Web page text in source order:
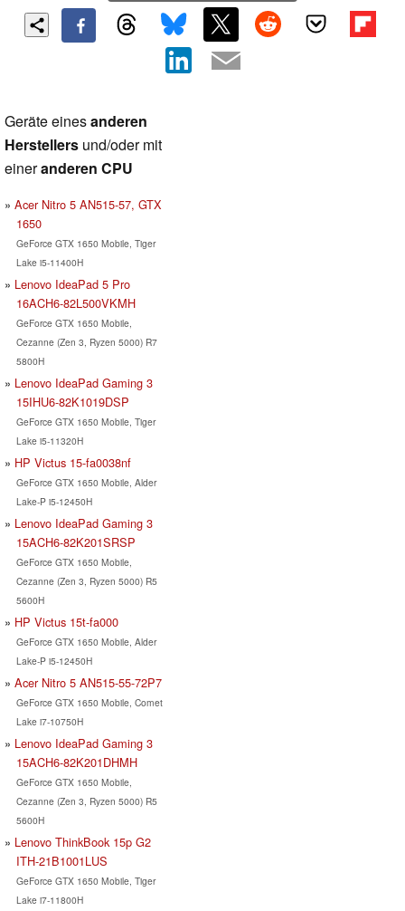
Geräte einesanderen
Herstellers und/oder mit
eineranderen CPU
Acer Nitro 5 AN515-57, GTX
1650
GeForce GTX 1650 Mobile, Tiger
Lake i5-11400H
Lenovo IdeaPad 5 Pro
16ACH6-82L500VKMH
GeForce GTX 1650 Mobile,
Cezanne (Zen 3, Ryzen 5000) R7
5800H
Lenovo IdeaPad Gaming 3
15IHU6-82K1019DSP
GeForce GTX 1650 Mobile, Tiger
Lake i5-11320H
HP Victus 15-fa0038nf
GeForce GTX 1650 Mobile, Alder
Lake-P i5-12450H
Lenovo IdeaPad Gaming 3
15ACH6-82K201SRSP
GeForce GTX 1650 Mobile,
Cezanne (Zen 3, Ryzen 5000) R5
5600H
HP Victus 15t-fa000
GeForce GTX 1650 Mobile, Alder
Lake-P i5-12450H
Acer Nitro 5 AN515-55-72P7
GeForce GTX 1650 Mobile, Comet
Lake i7-10750H
Lenovo IdeaPad Gaming 3
15ACH6-82K201DHMH
GeForce GTX 1650 Mobile,
Cezanne (Zen 3, Ryzen 5000) R5
5600H
Lenovo ThinkBook 15p G2
ITH-21B1001LUS
GeForce GTX 1650 Mobile, Tiger
Lake i7-11800H